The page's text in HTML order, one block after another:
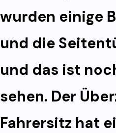
wurden einige
und die
und das ist
sehen. Der
Fahrersitz hat